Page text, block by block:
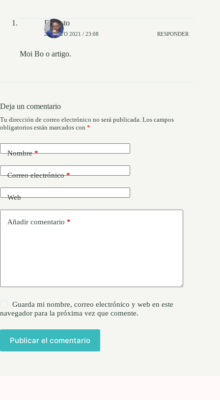
Evaristo
23 MAYO 2021 / 23:08 RESPONDER
Moi Bo o artigo.
Deja un comentario
Tu dirección de correo electrónico no será publicada. Los campos
obligatorios están marcados con *
Nombre*
Correo electrónico*
Web
Añadir comentario *
Guarda mi nombre, correo electrónico y web en este
navegador para la próxima vez que comente.
Publicar el comentario